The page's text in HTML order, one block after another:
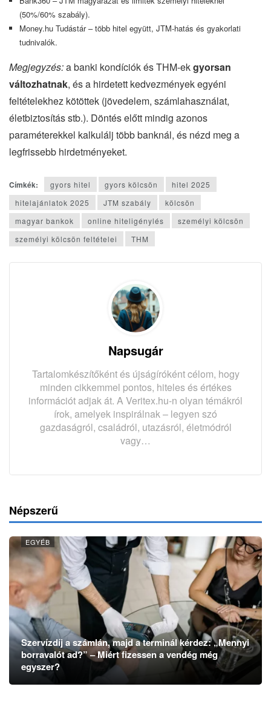
(50%/60% szabály).
Money.hu Tudástár – több hitel együtt, JTM-hatás és gyakorlati
tudnivalók.
Megjegyzés:a banki kondíciók és THM-ekgyorsan
változhatnak, és a hirdetett kedvezmények egyéni
feltételekhez kötöttek (jövedelem, számlahasználat,
életbiztosítás stb.). Döntés előtt mindig azonos
paraméterekkel kalkulálj több banknál, és nézd meg a
legfrissebb hirdetményeket.
Címkék: gyors hitel gyors kölcsön
hitel 2025
hitelajánlatok 2025
JTM szabály
kölcsön
magyar bankok
online hiteligénylés
személyi kölcsön
személyi kölcsön feltételei
THM
Napsugár
Tartalomkészítőként és újságíróként célom, hogy
minden cikkemmel pontos, hiteles és értékes
információt adjak át. A Veritex.hu-n olyan témákról
írok, amelyek inspirálnak – legyen szó
gazdaságról, családról, utazásról, életmódról
vagy…
Népszerű
EGYÉB
Szervízdíj a számlán, majd a terminál kérdez: „Mennyi
borravalót ad?” – Miért fizessen a vendég még
egyszer?